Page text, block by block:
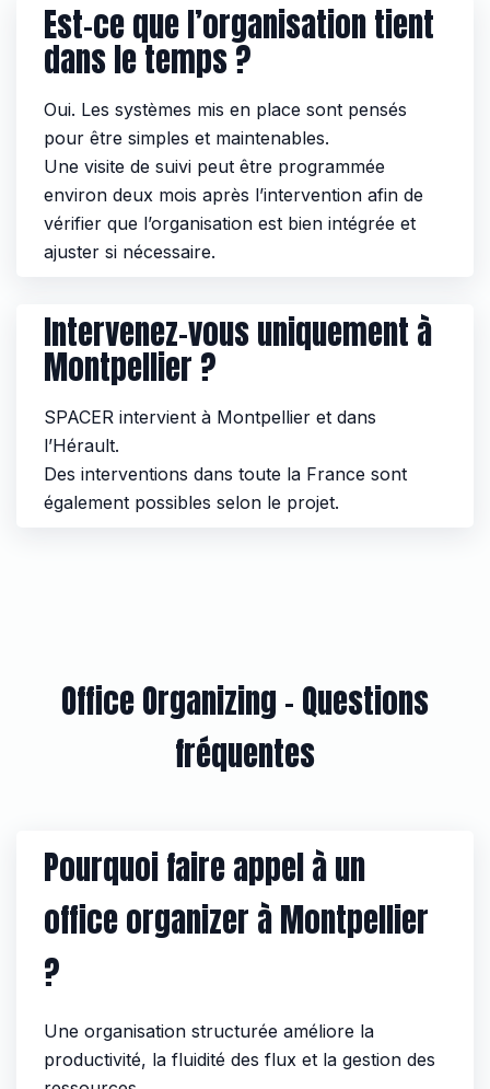
Est-ce que l’organisation tient
dans le temps ?
Oui. Les systèmes mis en place sont pensés
pour être simples et maintenables.
Une visite de suivi peut être programmée
environ deux mois après l’intervention afin de
vérifier que l’organisation est bien intégrée et
ajuster si nécessaire.
Intervenez-vous uniquement à
Montpellier ?
SPACER intervient à Montpellier et dans
l’Hérault.
Des interventions dans toute la France sont
également possibles selon le projet.
Office Organizing – Questions
fréquentes
Pourquoi faire appel à un
office organizer à Montpellier
?
Une organisation structurée améliore la
productivité, la fluidité des flux et la gestion des